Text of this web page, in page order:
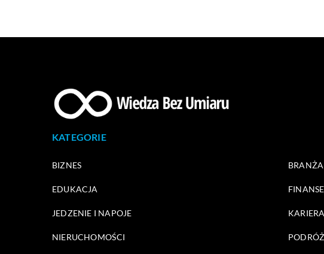
KATEGORIE
BIZNES
EDUKACJA
JEDZENIE I NAPOJE KARIERA
NIERUCHOMOŚCI